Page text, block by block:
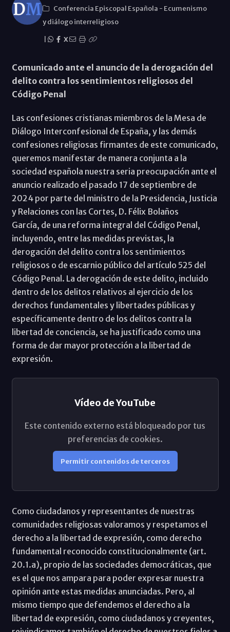
Conferencia Episcopal Española - Ecumenismo
y diálogo interreligioso
X
Comunicado ante el anuncio de la derogación del
delito contra los sentimientos religiosos del
Código Penal
Las confesiones cristianas miembros de la Mesa de
Diálogo Interconfesional de España, y las demás
confesiones religiosas firmantes de este comunicado,
queremos manifestar de manera conjunta a la
sociedad española nuestra seria preocupación ante el
anuncio realizado el pasado 17 de septiembre de
2024 por parte del ministro de la Presidencia, Justicia
y Relaciones con las Cortes, D. Félix Bolaños
García, de una reforma integral del Código Penal,
incluyendo, entre las medidas previstas, la
derogación del delito contra los sentimientos
religiosos o de escarnio público del artículo 525 del
Código Penal. La derogación de este delito, incluido
dentro de los delitos relativos al ejercicio de los
derechos fundamentales y libertades públicas y
específicamente dentro de los delitos contra la
libertad de conciencia, se ha justificado como una
forma de dar mayor protección a la libertad de
expresión.
Vídeo de YouTube
Este contenido externo está bloqueado por tus
preferencias de cookies.
Permitir contenidos de terceros
Como ciudadanos y representantes de nuestras
comunidades religiosas valoramos y respetamos el
derecho a la libertad de expresión, como derecho
fundamental reconocido constitucionalmente (art.
20.1.a), propio de las sociedades democráticas, que
es el que nos ampara para poder expresar nuestra
opinión ante estas medidas anunciadas. Pero, al
mismo tiempo que defendemos el derecho a la
libertad de expresión, como ciudadanos y creyentes,